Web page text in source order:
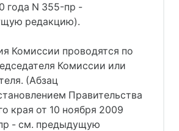
года N 355-пр -
редакцию).
Комиссии проводятся по
Комиссии или
(Абзац
Правительства
края от 10 ноября 2009
- см. предыдущую